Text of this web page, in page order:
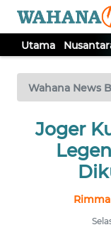
Utama
Wahana News
Joger
TV
Tutup
UTAMA
NUSANTARA